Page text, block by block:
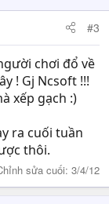
#3
chơi đổ về
! Gj Ncsoft !!!
xếp gạch :)
ra cuối tuần
thôi.
sửa cuối: 3/4/12